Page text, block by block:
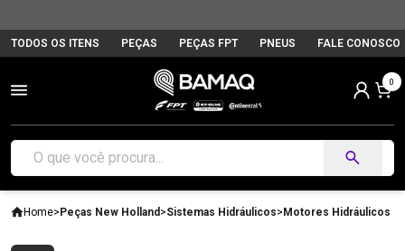
TODOS OS ITENS PEÇAS PEÇAS FPT PNEUS FALE CONOSCO
0
Home>Peças New Holland >Sistemas Hidráulicos>Motores Hidráulicos